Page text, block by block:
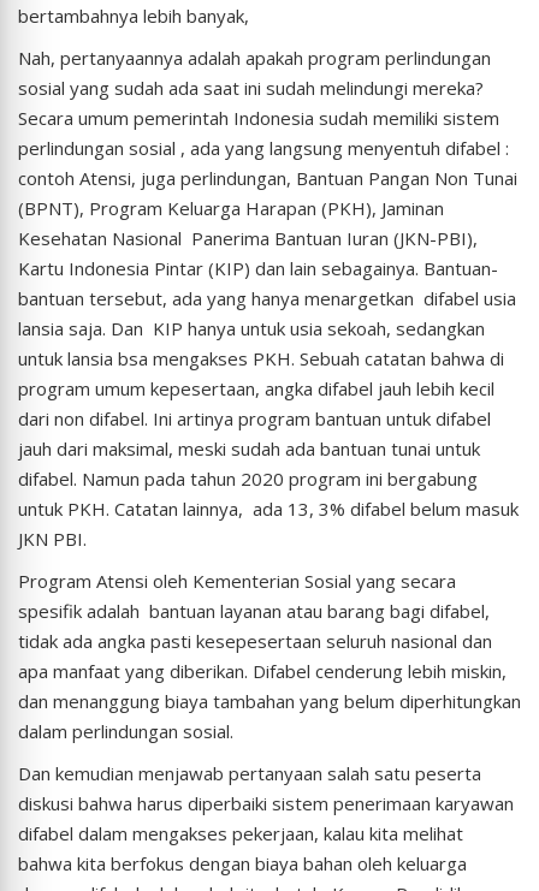
bertambahnya lebih banyak,
Nah, pertanyaannya adalah apakah program perlindungan
sosial yang sudah ada saat ini sudah melindungi mereka?
Secara umum pemerintah Indonesia sudah memiliki sistem
perlindungan sosial , ada yang langsung menyentuh difabel :
contoh Atensi, juga perlindungan, Bantuan Pangan Non Tunai
(BPNT), Program Keluarga Harapan (PKH), Jaminan
Kesehatan Nasional Panerima Bantuan Iuran (JKN-PBI),
Kartu Indonesia Pintar (KIP) dan lain sebagainya. Bantuan-
bantuan tersebut, ada yang hanya menargetkan difabel usia
lansia saja. Dan KIP hanya untuk usia sekoah, sedangkan
untuk lansia bsa mengakses PKH. Sebuah catatan bahwa di
program umum kepesertaan, angka difabel jauh lebih kecil
dari non difabel. Ini artinya program bantuan untuk difabel
jauh dari maksimal, meski sudah ada bantuan tunai untuk
difabel. Namun pada tahun 2020 program ini bergabung
untuk PKH. Catatan lainnya, ada 13, 3% difabel belum masuk
JKN PBI.
Program Atensi oleh Kementerian Sosial yang secara
spesifik adalah bantuan layanan atau barang bagi difabel,
tidak ada angka pasti kesepesertaan seluruh nasional dan
apa manfaat yang diberikan. Difabel cenderung lebih miskin,
dan menanggung biaya tambahan yang belum diperhitungkan
dalam perlindungan sosial.
Dan kemudian menjawab pertanyaan salah satu peserta
diskusi bahwa harus diperbaiki sistem penerimaan karyawan
difabel dalam mengakses pekerjaan, kalau kita melihat
bahwa kita berfokus dengan biaya bahan oleh keluarga